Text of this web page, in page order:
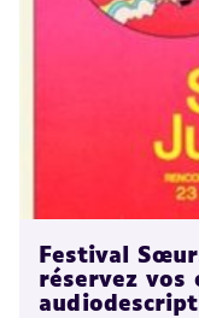
Festival
réservez vos